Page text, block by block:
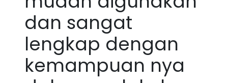
dan sangat
lengkap dengan
kemampuan nya